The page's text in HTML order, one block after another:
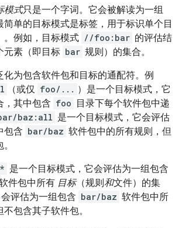
模式只是一个字词。它会被解读为一组
简单的目标模式是标签，用于标识单个目
。例如，目标模式 //foo:bar 的评估结
元素（即目标 bar 规则）的集合。
化为包含软件包和目标的通配符。例
（或仅 foo/... ）是一个目标模式，它
，其中包含 foo 目录下每个软件包中递
baz:all 是一个目标模式，它会评估
包含 bar/baz 软件包中的所有规则，但
是一个目标模式，它会评估为一组包含
件包中所有 目标（规则和文件）的集
会评估为一组包含 bar/baz 软件包中所
包含其子软件包。